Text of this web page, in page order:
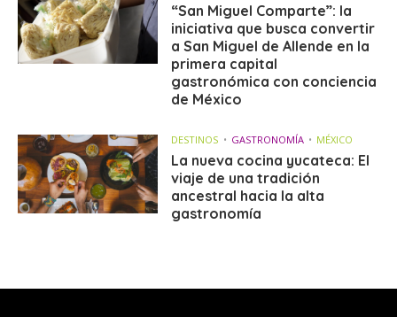
“San Miguel Comparte”: la
iniciativa que busca convertir
a San Miguel de Allende en la
primera capital
gastronómica con conciencia
de México
DESTINOS GASTRONOMÍA MÉXICO
La nueva cocina yucateca: El
viaje de una tradición
ancestral hacia la alta
gastronomía